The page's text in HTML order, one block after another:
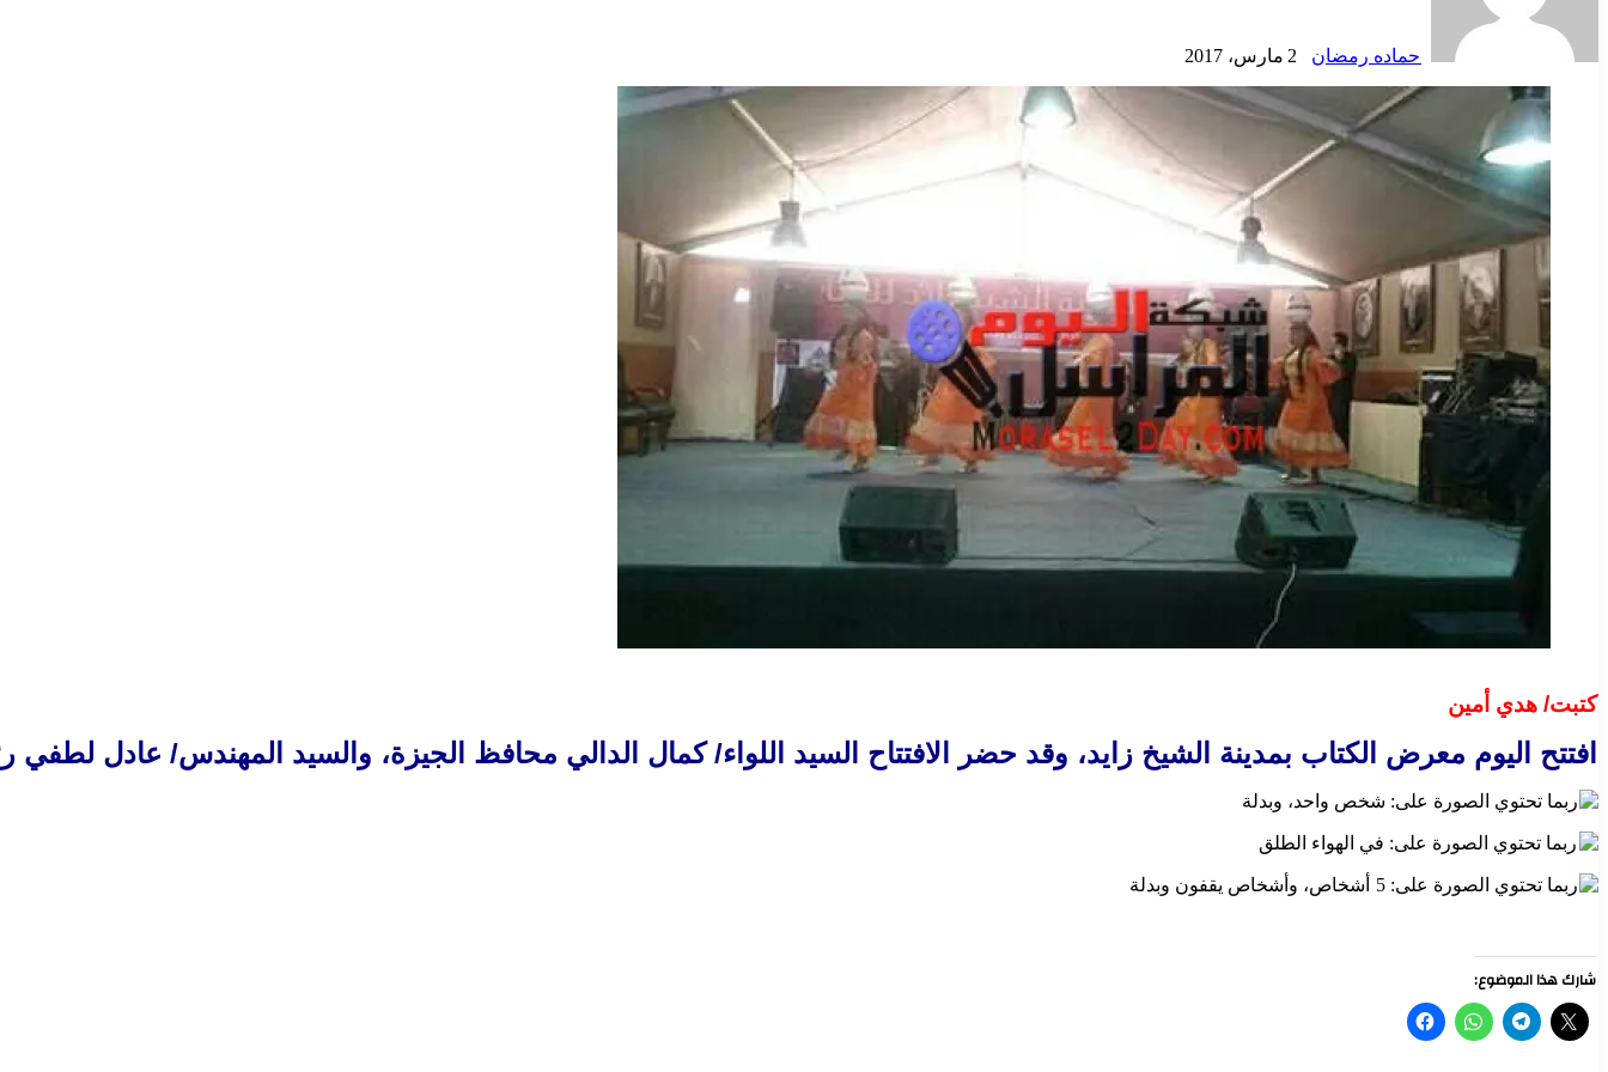
حماده رمضان 2 مارس، 2017
كتبت/ هدي أمين
افتتح اليوم معرض الكتاب بمدينة الشيخ زايد، وقد حضر الافتتاح السيد اللواء/ كمال الدالي محافظ الجيزة، والسيد المهندس/
شارك هذا الموضوع: